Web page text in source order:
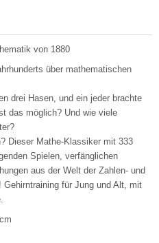
von 1880
über mathematischen
drei Hasen, und ein jeder brachte
das möglich? Und wie viele
Dieser Mathe-Klassiker mit 333
Spielen, verfänglichen
aus der Welt der Zahlen- und
Gehirntraining für Jung und Alt, mit